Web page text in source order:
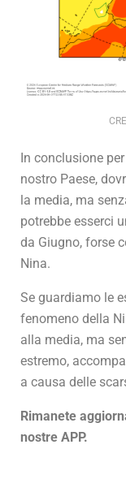
In conclusione
nostro Paese,
la media, ma
potrebbe esserci
da Giugno, forse
Nina.
Se guardiamo le
fenomeno della
alla media, ma
estremo,
a causa delle
Rimanete
nostre APP.